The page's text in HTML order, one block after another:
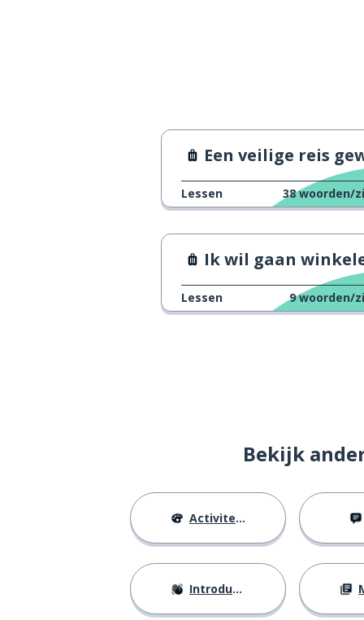
Een veilige reis
Lessen 38 woorden/
Ik wil gaan
Lessen 9 woorden/
Bekijk
Activiteiten
Introducties